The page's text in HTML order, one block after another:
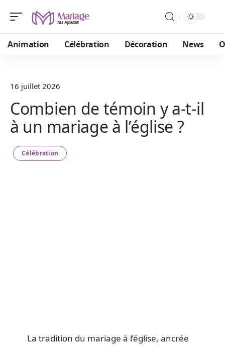
Animation Célébration Décoration News
16 juillet 2026
Combien de témoin y a-t-il
à un mariage à l’église ?
Célébration
La tradition du mariage à l’église, ancrée